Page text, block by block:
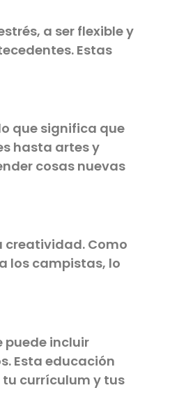
a ser flexible y
Estas
que significa que
hasta artes y
cosas nuevas
creatividad. Como
los campistas, lo
puede incluir
Esta educación
currículum y tus